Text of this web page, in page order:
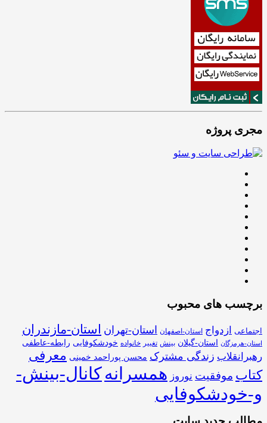
مجری پروژه
برچسب های محبوب
اجتماعی ازدواج استان-اصفهان استان-تهران استان-مازندران
استان-هرمزگان استان-گیلان بینش تغییر خانواده خودشکوفایی رابطه-عاطفی
رهبرانقلاب زندگی مشترک محسن پوراحمد خمینی معرفی
کتاب موفقیت نوروز همسرانهکانال-بینش-
و-خودشکوفایی